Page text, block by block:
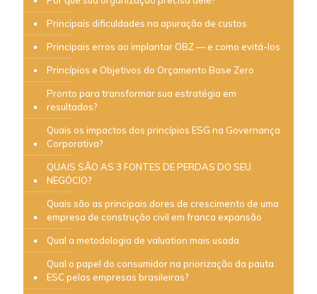
Principais dificuldades na apuração de custos
Principais erros ao implantar OBZ — e como evitá-los
Princípios e Objetivos do Orçamento Base Zero
Pronto para transformar sua estratégia em
resultados?
Quais os impactos dos princípios ESG na Governança
Corporativa?
QUAIS SÃO AS 3 FONTES DE PERDAS DO SEU
NEGÓCIO?
Quais são as principais dores de crescimento de uma
empresa de construção civil em franca expansão
Qual a metodologia de valuation mais usada
Qual o papel do consumidor na priorização da pauta
ESC pelas empresas brasileiras?